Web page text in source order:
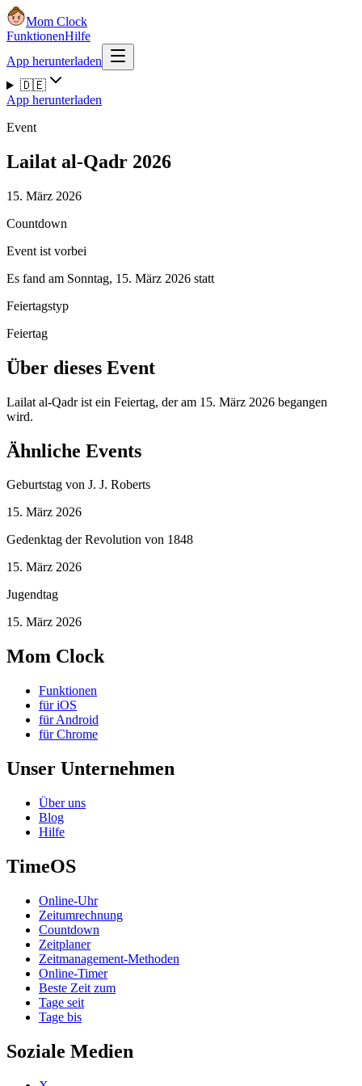
Mom Clock
FunktionenHilfe
App herunterladen
🇩🇪
App herunterladen
Event
Lailat al-Qadr 2026
15. März 2026
Countdown
Event ist vorbei
Es fand am Sonntag, 15. März 2026 statt
Feiertagstyp
Feiertag
Über dieses Event
Lailat al-Qadr ist ein Feiertag, der am 15. März 2026 begangen
wird.
Ähnliche Events
Geburtstag von J. J. Roberts
15. März 2026
Gedenktag der Revolution von 1848
15. März 2026
Jugendtag
15. März 2026
Mom Clock
Funktionen
für iOS
für Android
für Chrome
Unser Unternehmen
Über uns
Blog
Hilfe
TimeOS
Online-Uhr
Zeitumrechnung
Countdown
Zeitplaner
Zeitmanagement-Methoden
Online-Timer
Beste Zeit zum
Tage seit
Tage bis
Soziale Medien